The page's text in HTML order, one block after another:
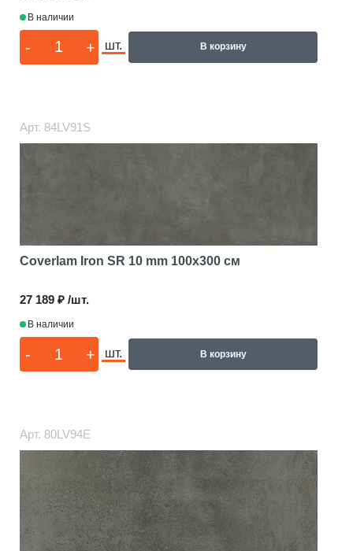
В наличии
- + шт. В корзину
Арт. 84LV91S
Coverlam Iron SR 10 mm 100x300 см
27 189 ₽ /шт.
В наличии
- + шт. В корзину
Арт. 80LV94E